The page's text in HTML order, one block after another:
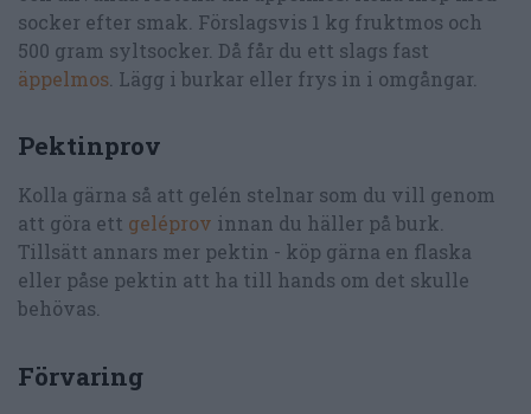
socker efter smak. Förslagsvis 1 kg fruktmos och
500 gram syltsocker. Då får du ett slags fast
äppelmos . Lägg i burkar eller frys in i omgångar.
Pektinprov
Kolla gärna så att gelén stelnar som du vill genom
att göra ett geléprov innan du häller på burk.
Tillsätt annars mer pektin - köp gärna en flaska
eller påse pektin att ha till hands om det skulle
behövas.
Förvaring